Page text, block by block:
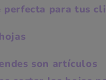
perfecta para tus
son artículos